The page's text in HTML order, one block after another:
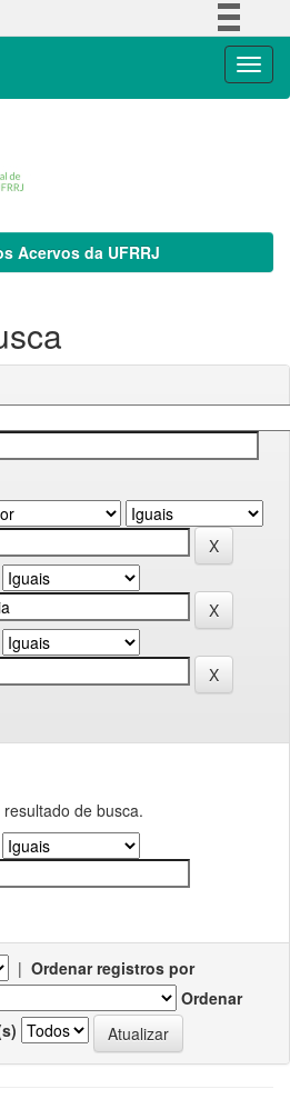
Acervos da UFRRJ
de busca.
| Ordenar registros por
Ordenar